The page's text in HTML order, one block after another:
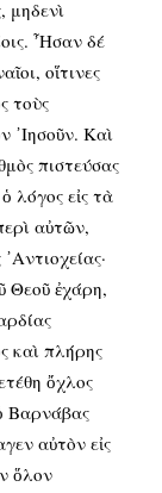
μηδενὶ
῏Ησαν δέ
οἵτινες
τοὺς
᾿Ιησοῦν. Καὶ
πιστεύσας
λόγος εἰς τὰ
αὐτῶν,
Θεοῦ ἐχάρη,
καὶ πλήρης
ὄχλος
Βαρνάβας
αὐτὸν εἰς
ὅλον